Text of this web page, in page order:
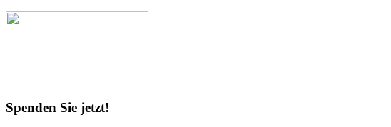
Spenden Sie jetzt!